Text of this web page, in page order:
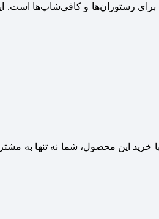
رستوران‌ها و کافی‌شاپ‌ها است.
خرید این محصول، شما نه تنها به